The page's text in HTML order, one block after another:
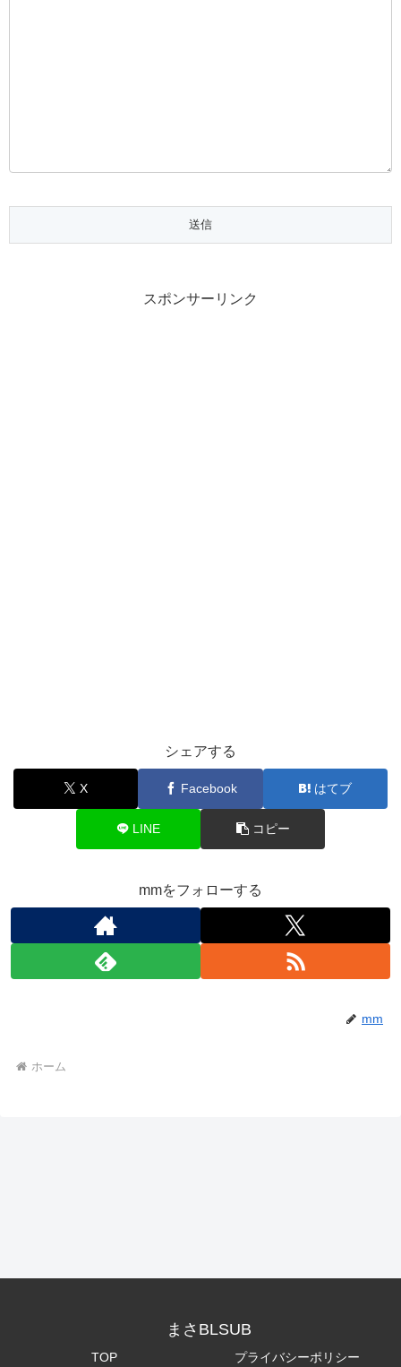
スポンサーリンク
シェアする
X Facebook はてブ
LINE コピー
mmをフォローする
mm
ホーム
まさBLSUB
TOP プライバシーポリシー